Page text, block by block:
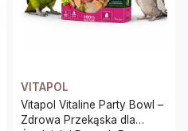
VITAPOL
Vitapol Vitaline Party Bowl –
Zdrowa Przekąska dla